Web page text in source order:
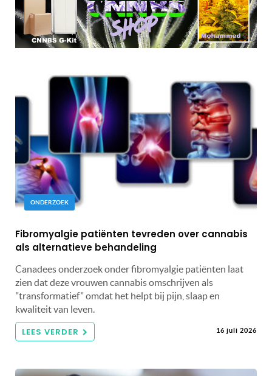
ONDERZOEK
Fibromyalgie patiënten tevreden over cannabis
als alternatieve behandeling
Canadees onderzoek onder fibromyalgie patiënten laat
zien dat deze vrouwen cannabis omschrijven als
"transformatief" omdat het helpt bij pijn, slaap en
kwaliteit van leven.
LEES VERDER 16 juli 2026